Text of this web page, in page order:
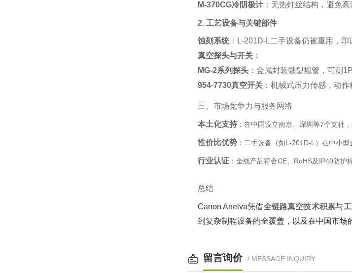
M-370CG冷阴极计 ：无热灯丝结构，避免
2. 工艺设备与关键部件
蚀刻系统：L-201D-L二手设备仍被重用，印
真空探头与开关 ‌：
MG-2系列探头 ：金属封装微型规管，可测
954-7730真空开关 ：机械式压力传感，动
三、市场竞争力与服务网络
本土化支持 ：在中国设立南京、深圳等7个支社
性价比优势 ：二手设备（如L-201D-L）在中小
行业认证 ：全线产品符合CE、RoHS及IP40防护
总结
Canon Anelva凭借‌全链路真空技术积累‌与‌
到复杂制程设备的全覆盖，以及在中国市场
留言询价 / MESSAGE INQUIRY